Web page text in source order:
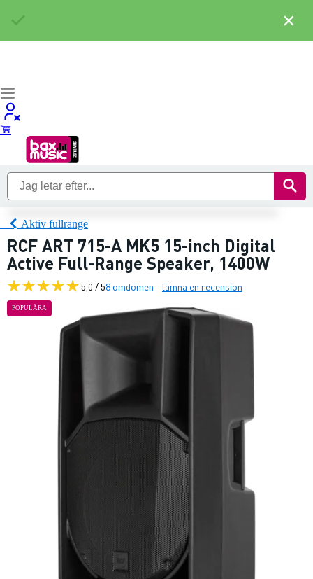
Aktiv fullrange
RCF ART 715-A MK5 15-inch Digital
Active Full-Range Speaker, 1400W
5,0 / 58 omdömen lämna en recension
POPULÄRA
×